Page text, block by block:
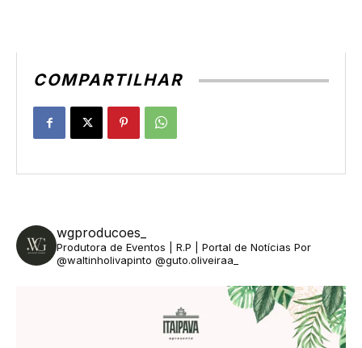
COMPARTILHAR
wgproducoes_
Produtora de Eventos | R.P | Portal de Notícias Por
@waltinholivapinto @guto.oliveiraa_